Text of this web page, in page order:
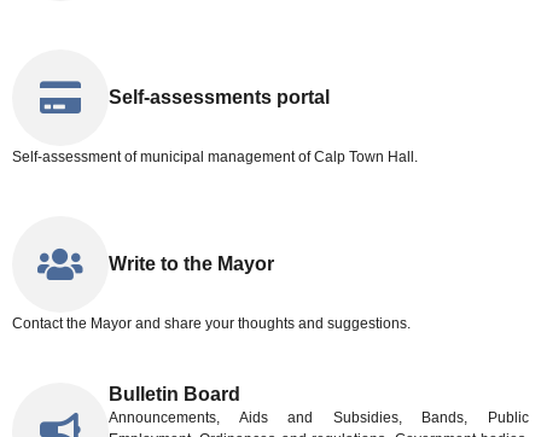
Self-assessments portal
Self-assessment of municipal management of Calp Town Hall.
Write to the Mayor
Contact the Mayor and share your thoughts and suggestions.
Bulletin Board
Announcements, Aids and Subsidies, Bands, Public